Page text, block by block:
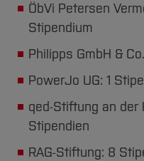
Service
ÖbVi Petersen
Stipendium
Philipps GmbH &
PowerJo UG: 1
qed-Stiftung an der
Stipendien
RAG-Stiftung: 8